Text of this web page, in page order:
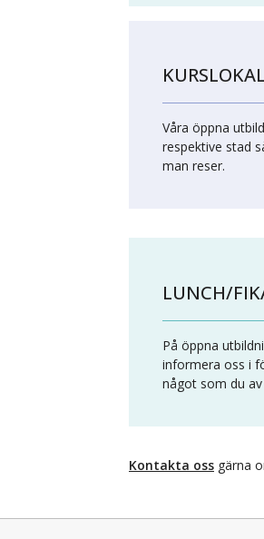
KURSLOKAL
Våra öppna
respektive stad
man reser.
LUNCH/
På öppna
informera oss i
något som du
Kontakta oss gärna